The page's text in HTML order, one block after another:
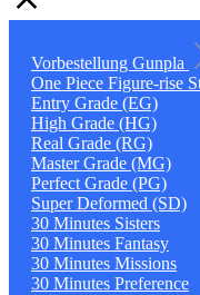
Vorbestellung Gunpla
One Piece Figure-rise
Entry Grade (EG)
High Grade (HG)
Real Grade (RG)
Master Grade (MG)
Perfect Grade (PG)
Super Deformed (SD)
30 Minutes Sisters
30 Minutes Fantasy
30 Minutes Missions
30 Minutes Preference